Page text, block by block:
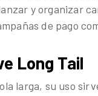
y organizar
de pago
Long Tail
larga, su uso